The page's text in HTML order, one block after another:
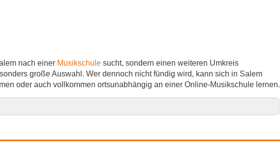
nach einer Musikschule sucht, sondern einen weiteren Umkreis
große Auswahl. Wer dennoch nicht fündig wird, kann sich in Salem
oder auch vollkommen ortsunabhängig an einer Online-Musikschule lernen.